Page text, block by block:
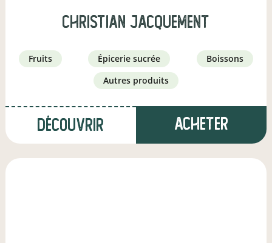
christian jacquement
fruits épicerie sucrée
boissons
autres produits
Découvrir Acheter